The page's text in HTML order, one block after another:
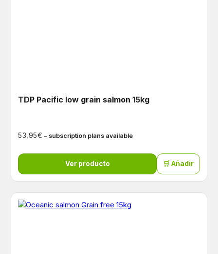
TDP Pacific low grain salmon 15kg
53,95€ – subscription plans available
Ver producto 🛒 Añadir